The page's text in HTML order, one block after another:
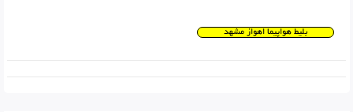
بلیط هواپیما اهواز مشهد